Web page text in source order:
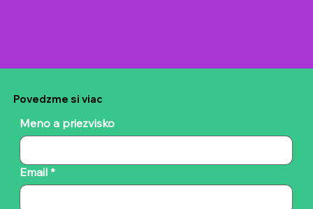
Povedzme si viac
Meno a priezvisko
Email *